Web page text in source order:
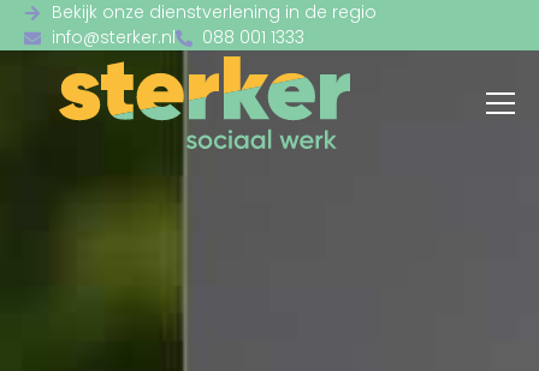
Bekijk onze dienstverlening in de regio
info@sterker.nl
088 001 1333